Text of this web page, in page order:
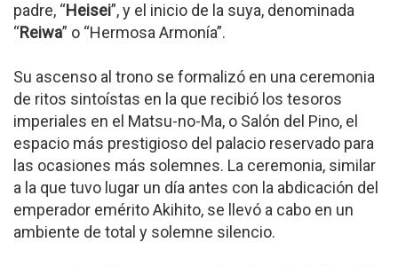
padre, “Heisei”, y el inicio de la suya, denominada
“Reiwa” o “Hermosa Armonía”.
Su ascenso al trono se formalizó en una ceremonia
de ritos sintoístas en la que recibió los tesoros
imperiales en el Matsu-no-Ma, o Salón del Pino, el
espacio más prestigioso del palacio reservado para
las ocasiones más solemnes. La ceremonia, similar
a la que tuvo lugar un día antes con la abdicación del
emperador emérito Akihito, se llevó a cabo en un
ambiente de total y solemne silencio.